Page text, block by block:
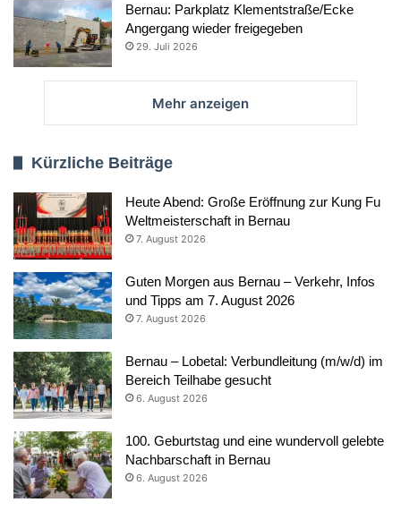
Bernau: Parkplatz Klementstraße/Ecke
Angergang wieder freigegeben
29. Juli 2026
Mehr anzeigen
Kürzliche Beiträge
Heute Abend: Große Eröffnung zur Kung Fu
Weltmeisterschaft in Bernau
7. August 2026
Guten Morgen aus Bernau – Verkehr, Infos
und Tipps am 7. August 2026
7. August 2026
Bernau – Lobetal: Verbundleitung (m/w/d) im
Bereich Teilhabe gesucht
6. August 2026
100. Geburtstag und eine wundervoll gelebte
Nachbarschaft in Bernau
6. August 2026